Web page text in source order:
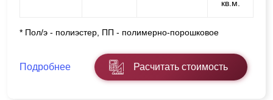
кв.м.
* Пол/э - полиэстер, ПП - полимерно-порошковое
Подробнее Расчитать стоимость